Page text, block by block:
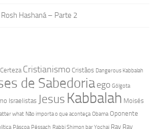
Rosh Hashaná – Parte 2
Certeza Cristianismo Cristãos Dangerous Kabbalah
de Sabedoriaego Gólgota
Israelistas Jesus Kabbalah Moisés
what Não importa o que aconteça Obama Oponente
Páscoa Pêssach Rabbi Shimon bar Yochai Rav Rav